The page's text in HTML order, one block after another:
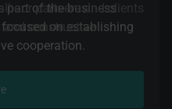
part of the business
on establishing
cooperation.
resulted in
our partners and clients
and constructive